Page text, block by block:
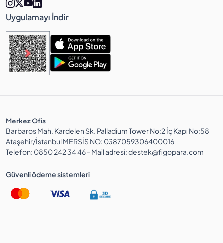
Uygulamayı İndir
Merkez Ofis
Barbaros Mah. Kardelen Sk. Palladium Tower No:2 İç Kapı No:58
Ataşehir/İstanbul MERSİS NO: 0387059306400016
Telefon: 0850 242 34 46 - Mail adresi: destek@figopara.com
Güvenli ödeme sistemleri